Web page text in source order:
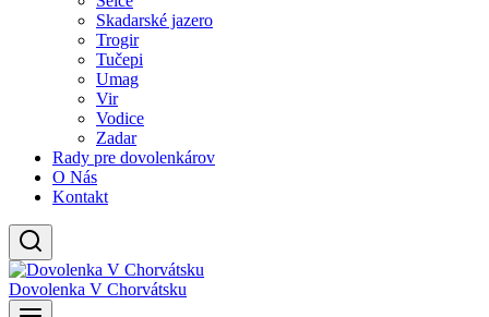
Skadarské jazero
Trogir
Tučepi
Umag
Vir
Vodice
Zadar
Rady pre dovolenkárov
O Nás
Kontakt
Dovolenka V Chorvátsku